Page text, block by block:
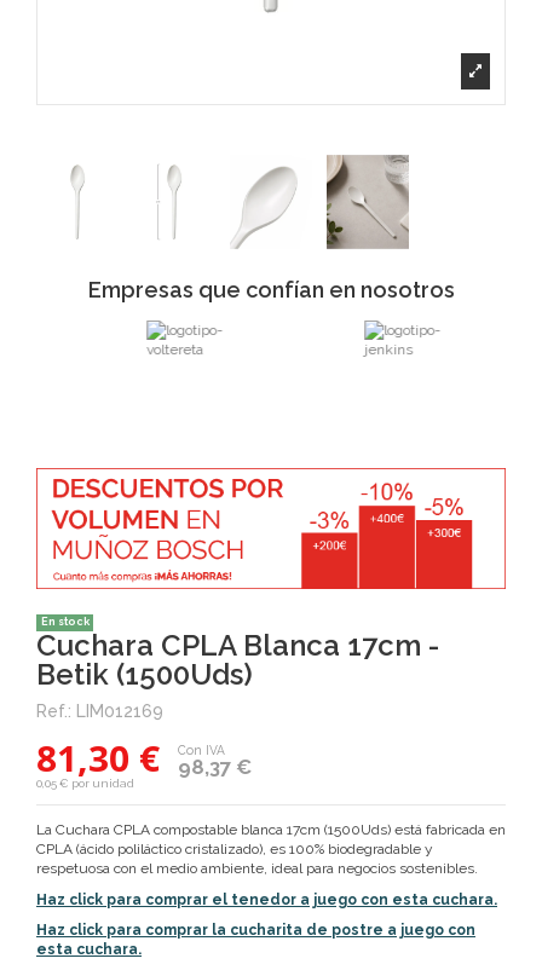
Empresas que confían en nosotros
En stock
Cuchara CPLA Blanca 17cm -
Betik (1500Uds)
Ref.: LIM012169
81,30 € 98,37 €
Con IVA
0,05 € por unidad
La Cuchara CPLA compostable blanca 17cm (1500Uds) está fabricada en
CPLA (ácido poliláctico cristalizado), es 100% biodegradable y
respetuosa con el medio ambiente, ideal para negocios sostenibles.
Haz click para comprar el tenedor a juego con esta cuchara.
Haz click para comprar la cucharita de postre a juego con
esta cuchara.